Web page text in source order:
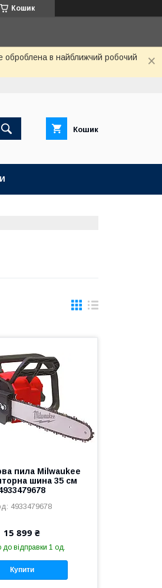
Кошик
оброблена в найближчий робочий
Кошик
пила Milwaukee
шина 35 см
4933479678
15 899 ₴
до відправки 1 од.
Купити